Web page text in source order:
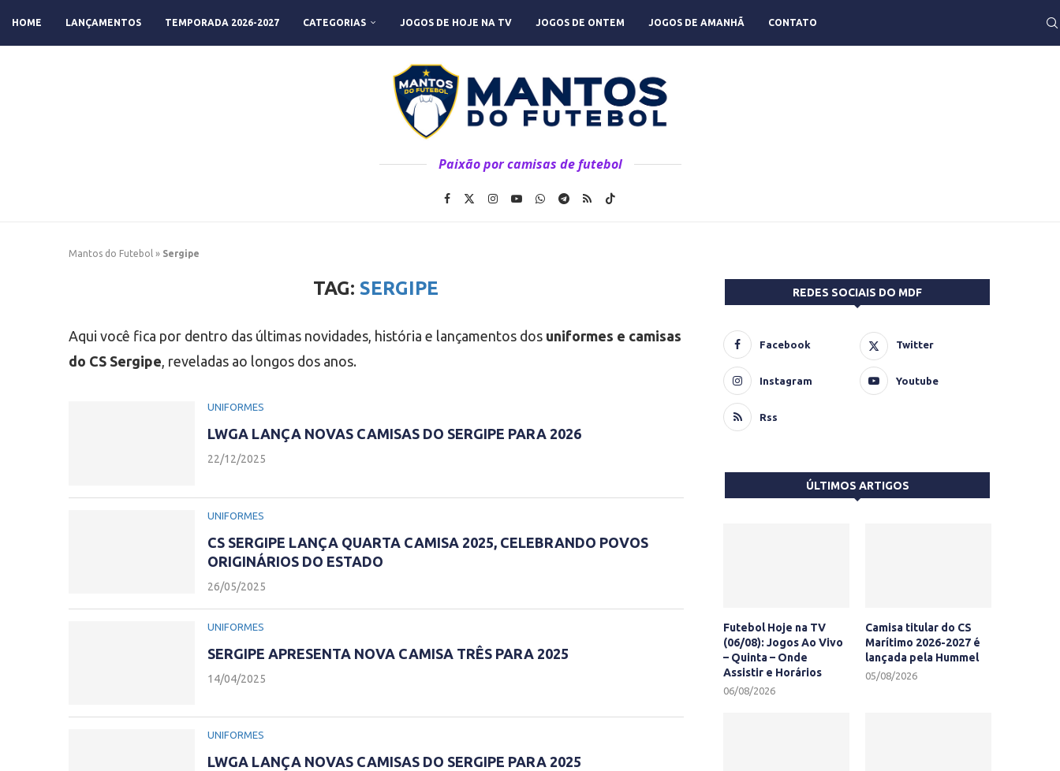
HOME LANÇAMENTOS TEMPORADA 2026-2027 CATEGORIAS JOGOS DE HOJE NA TV JOGOS DE ONTEM JOGOS DE AMANHÃ CONTATO
Paixão por camisas de futebol
Mantos do Futebol » Sergipe
TAG:SERGIPE
Aqui você fica por dentro das últimas novidades, história e lançamentos dos uniformes e camisas
do CS Sergipe, reveladas ao longos dos anos.
UNIFORMES
LWGA LANÇA NOVAS CAMISAS DO SERGIPE PARA 2026
22/12/2025
UNIFORMES
CS SERGIPE LANÇA QUARTA CAMISA 2025, CELEBRANDO POVOS
ORIGINÁRIOS DO ESTADO
26/05/2025
UNIFORMES
SERGIPE APRESENTA NOVA CAMISA TRÊS PARA 2025
14/04/2025
UNIFORMES
LWGA LANÇA NOVAS CAMISAS DO SERGIPE PARA 2025
REDES SOCIAIS DO MDF
Facebook Twitter
Instagram Youtube
Rss
ÚLTIMOS ARTIGOS
Futebol Hoje na TV
(06/08): Jogos Ao Vivo
– Quinta – Onde
Assistir e Horários
06/08/2026
Camisa titular do CS
Marítimo 2026-2027 é
lançada pela Hummel
05/08/2026